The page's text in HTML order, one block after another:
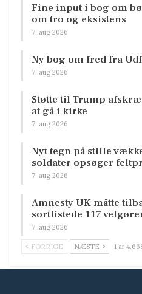
Fine input i bog om
om tro og eksistens
7. aug 2026
Ny bog om fred fra
7. aug 2026
Støtte til Trump
at gå i kirke
7. aug 2026
Nyt tegn på stille
soldater opsøger
7. aug 2026
Amnesty UK måtte
sortlistede 117
7. aug 2026
FORRIGE NÆSTE 1 af